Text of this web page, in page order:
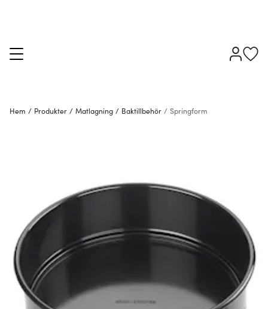
Hem / Produkter / Matlagning / Baktillbehör / Springform